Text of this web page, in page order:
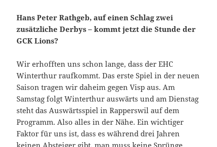
Hans Peter Rathgeb, auf einen Schlag zwei
zusätzliche Derbys – kommt jetzt die Stunde der
GCK Lions?
Wir erhofften uns schon lange, dass der EHC
Winterthur raufkommt. Das erste Spiel in der neuen
Saison tragen wir daheim gegen Visp aus. Am
Samstag folgt Winterthur auswärts und am Dienstag
steht das Auswärtsspiel in Rapperswil auf dem
Programm. Also alles in der Nähe. Ein wichtiger
Faktor für uns ist, dass es während drei Jahren